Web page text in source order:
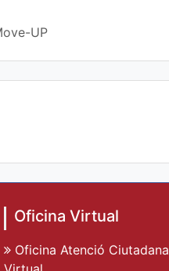
UP
Oficina Virtual
Oficina Atenció Ciutadana